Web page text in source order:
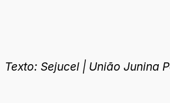
Texto: Sejucel | União Junina